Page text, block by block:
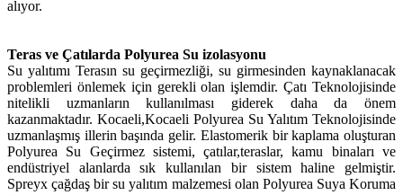
alıyor.
Teras ve Çatılarda Polyurea Su izolasyonu
Su yalıtımı Terasın su geçirmezliği, su girmesinden kaynaklanacak
problemleri önlemek için gerekli olan işlemdir. Çatı Teknolojisinde
nitelikli uzmanların kullanılması giderek daha da önem
kazanmaktadır. Kocaeli,Kocaeli Polyurea Su Yalıtım Teknolojisinde
uzmanlaşmış illerin başında gelir. Elastomerik bir kaplama oluşturan
Polyurea Su Geçirmez sistemi, çatılar,teraslar, kamu binaları ve
endüstriyel alanlarda sık kullanılan bir sistem haline gelmiştir.
Spreyx çağdaş bir su yalıtım malzemesi olan Polyurea Suya Koruma